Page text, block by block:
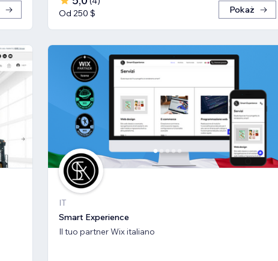
Od 250 $
Pokaż
IT
Smart Experience
Il tuo partner Wix italiano